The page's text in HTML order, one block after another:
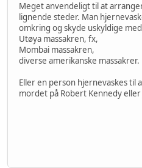
Meget anvendeligt til at
lignende steder. Man
omkring og skyde uskyldige
Utøya massakren, fx,
Mombai massakren,
diverse amerikanske massakrer.
Eller en person hjernevaskes til
mordet på Robert Kennedy eller